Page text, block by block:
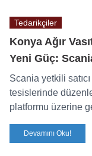
Tedarikçiler
Konya Ağır
Yeni Güç:
Scania yetkili
tesislerinde
platformu üzerine
Devamını Oku!